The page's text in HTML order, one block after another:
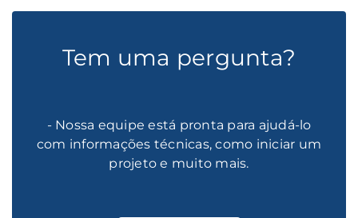
Tem uma pergunta?
- Nossa equipe está pronta para ajudá-lo
com informações técnicas, como iniciar um
projeto e muito mais.